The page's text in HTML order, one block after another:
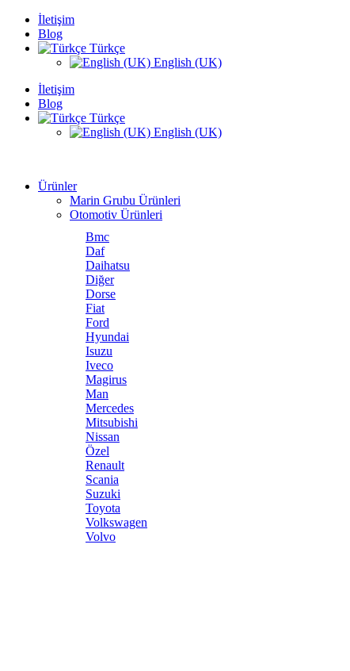
İletişim
Blog
Türkçe
English (UK)
İletişim
Blog
Türkçe
English (UK)
Ürünler
Marin Grubu Ürünleri
Otomotiv Ürünleri
Bmc
Daf
Daihatsu
Diğer
Dorse
Fiat
Ford
Hyundai
Isuzu
Iveco
Magirus
Man
Mercedes
Mitsubishi
Nissan
Özel
Renault
Scania
Suzuki
Toyota
Volkswagen
Volvo